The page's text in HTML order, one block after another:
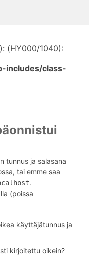
(HY000/1040):
includes/class-
tunnus ja salasana
tai emme saa
.
(poissa
käyttäjätunnus ja
kirjoitettu oikein?